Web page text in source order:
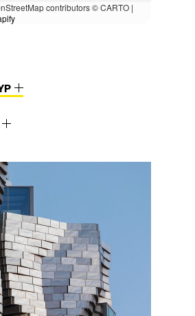
contributors © CARTO |